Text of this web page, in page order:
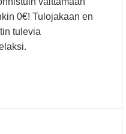
0€! Tulojakaan en
tulevia